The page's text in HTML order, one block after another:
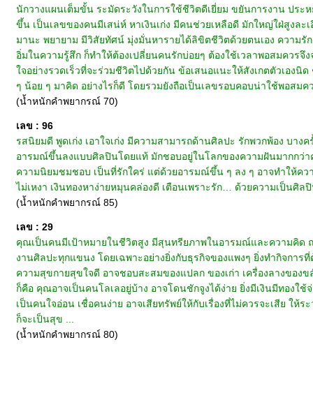
นักวางแผนเต็มขั้น ระมัดระวังในการใช้ชีวิตดีเยี่ยม ขยันการงาน ประ
ขึ้น เป็นเลขของคนมีเสน่ห์ หาเงินเก่ง มีคนช่วยเหลือดี มักใหญ่ใฝ่สูงล
มานะ พยายาม มีวิสัยทัศน์ มุ่งมั่นหารายได้ลิขิตชีวิตด้วยตนเอง ความรั
อิ่มในความรู้สึก ก็ทำให้ต้องเปลี่ยนคนรักบ่อยๆ ต้องใช้เวลาพอสมควร
ใจอย่างรวดเร็วที่จะร่วมชีวิตไปด้วยกัน ข้อเสนอแนะให้สังเกตตัวเองนิ
ๆ น้อย ๆ มาคิด อย่างไรก็ดี โดยรวมยังถือเป็นเลขรอบคอบน่าใช้พอสมค
(น้ำหนักคำพยากรณ์ 70)
เลข : 96
รสนิยมดี พูดเก่ง เอาใจเก่ง มีความสามารถด้านศิลปะ รักพวกพ้อง บาง
อารมณ์ขึ้นลงแบบศิลปินโดยแท้ มักชอบอยู่ในโลกของความฝันมากกว่า
ความนิยมชมชอบ เป็นที่รักใคร่ แต่ด้วยอารมณ์ขึ้น ๆ ลง ๆ อาจทำให้คว
ไม่เหงา เงินทองหาง่ายหมุนคล่องดี เตือนเพราะรัก… ด้วยความเป็นศิล
(น้ำหนักคำพยากรณ์ 85)
เลข : 29
คุณเป็นคนมีเป้าหมายในชีวิตสูง มีสุนทรียภาพในอารมณ์และความคิด ถ
งานศิลปะทุกแขนง โดยเฉพาะอย่างยิ่งกับธุรกิจของแพงๆ ยิ่งทำกิจกา
ความสุขกายสุขใจดี อาจชอบสะสมของแปลก ของเก่า เครื่องลางของ
ก็คือ คุณอาจเป็นคนโลเลอยู่บ้าง อาจโดนชักจูงได้ง่าย ยิ่งมีเงินมีทองใ
เป็นคนใจอ่อน เชื่อคนง่าย อาจเสียทรัพย์ให้กับเรื่องที่ไม่ควรจะเสีย ใ
ก็จะเป็นสุข ...
(น้ำหนักคำพยากรณ์ 80)